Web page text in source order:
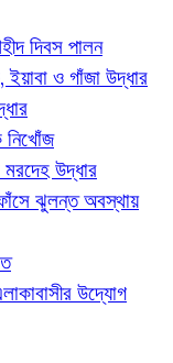
দিবস পালন
ও গাঁজা উদ্ধার
নিখোঁজ
উদ্ধার
ফাঁসে ঝুলন্ত অবস্থায়
উদ্যোগ